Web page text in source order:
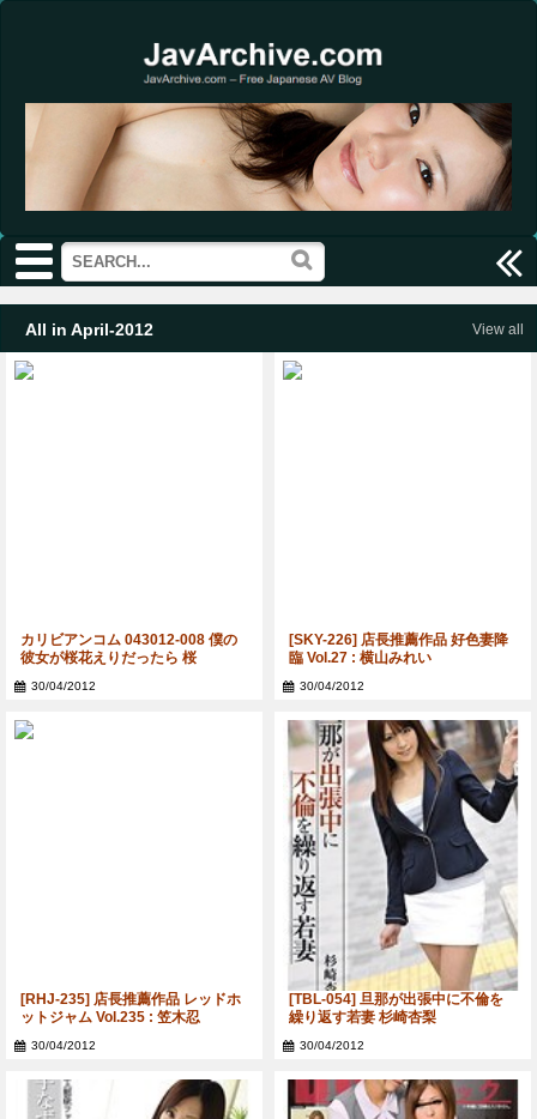
All in April-2012
カリビアンコム 043012-008 僕の
彼女が桜花えりだったら 桜
30/04/2012
[SKY-226] 店長推薦作品 好色妻降
臨 Vol.27 : 横山みれい
30/04/2012
[RHJ-235] 店長推薦作品 レッドホ
ットジャム Vol.235 : 笠木忍
30/04/2012
[TBL-054] 旦那が出張中に不倫を
繰り返す若妻 杉崎杏梨
30/04/2012